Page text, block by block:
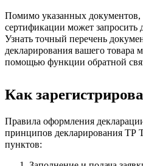
Помимо указанных документов,
сертификации может запросить
Узнать точный перечень
декларирования вашего товара
помощью функции обратной
Как
Правила оформления
принципов декларирования ТР
пунктов: